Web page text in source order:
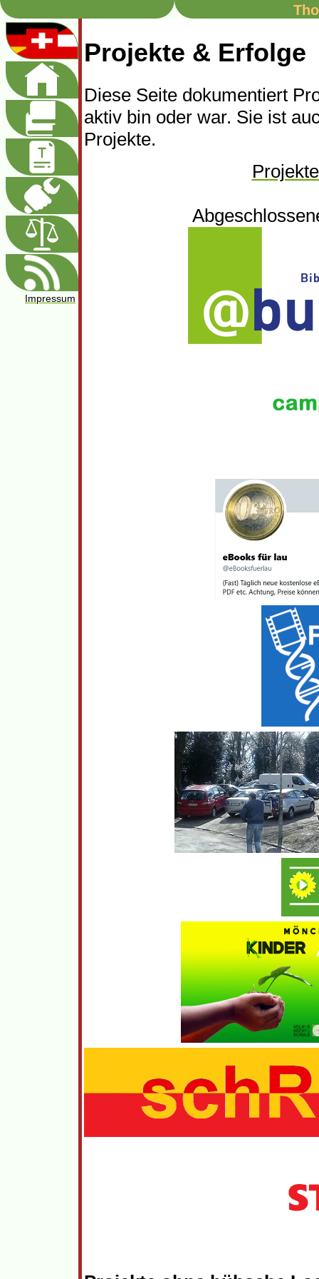
Projekte & Erfolge
Diese Seite dokumentiert
aktiv bin oder war. Sie ist
Projekte.
Impressum